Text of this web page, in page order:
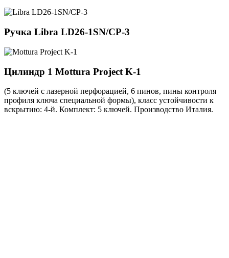
Ручка Libra LD26-1SN/CP-3
Цилиндр 1 Mottura Project K-1
(5 ключей с лазерной перфорацией, 6 пинов, пины контроля
профиля ключа специальной формы), класс устойчивости к
вскрытию: 4-й. Комплект: 5 ключей. Производство Италия.